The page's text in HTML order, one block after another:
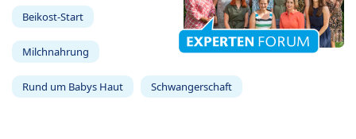
Beikost-Start
Milchnahrung
Rund um Babys Haut Schwangerschaft